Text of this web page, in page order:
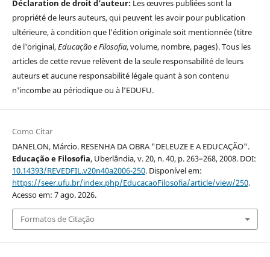
Déclaration de droit d’auteur: Les œuvres publiées sont la
propriété de leurs auteurs, qui peuvent les avoir pour publication
ultérieure, à condition que l'édition originale soit mentionnée (titre
de l'original,Educação e Filosofia, volume, nombre, pages). Tous les
articles de cette revue relèvent de la seule responsabilité de leurs
auteurs et aucune responsabilité légale quant à son contenu
n'incombe au périodique ou à l’EDUFU.
Como Citar
DANELON, Márcio. RESENHA DA OBRA "DELEUZE E A EDUCAÇÃO".
Educação e Filosofia, Uberlândia, v. 20, n. 40, p. 263–268, 2008. DOI:
10.14393/REVEDFIL.v20n40a2006-250. Disponível em:
https://seer.ufu.br/index.php/EducacaoFilosofia/article/view/250.
Acesso em: 7 ago. 2026.
Formatos de Citação